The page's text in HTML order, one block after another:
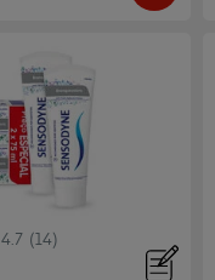
4.7 (14)